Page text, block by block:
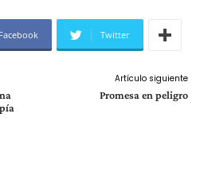
Facebook Twitter
Artículo siguiente
Promesa en peligro